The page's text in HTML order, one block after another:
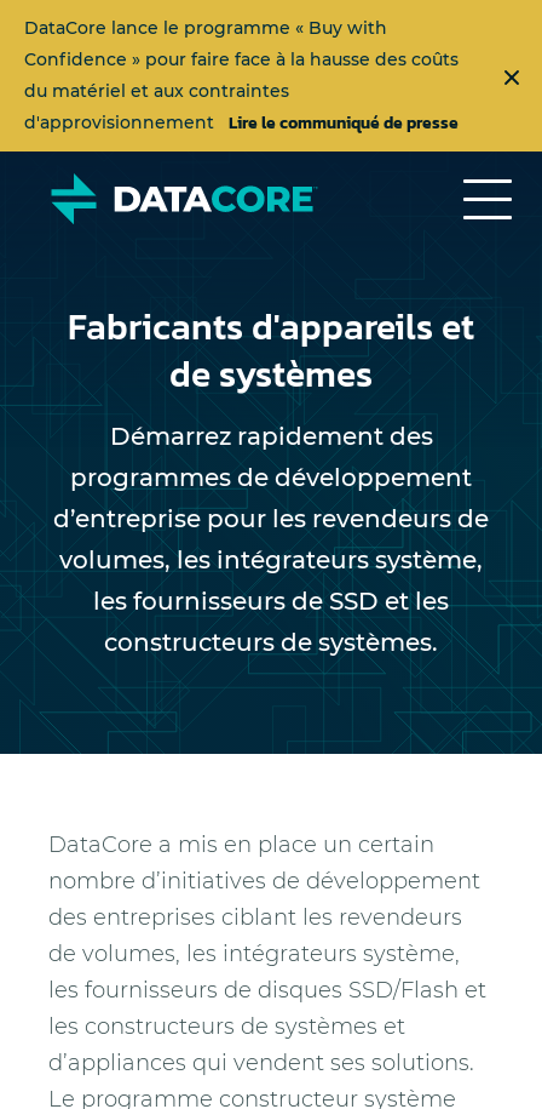
DataCore lance le programme « Buy with
Confidence » pour faire face à la hausse des coûts
du matériel et aux contraintes
d'approvisionnement
Lire le communiqué de presse
Fabricants d'appareils et
de systèmes
Démarrez rapidement des
programmes de développement
d’entreprise pour les revendeurs de
volumes, les intégrateurs système,
les fournisseurs de SSD et les
constructeurs de systèmes.
DataCore a mis en place un certain
nombre d’initiatives de développement
des entreprises ciblant les revendeurs
de volumes, les intégrateurs système,
les fournisseurs de disques SSD/Flash et
les constructeurs de systèmes et
d’appliances qui vendent ses solutions.
Le programme constructeur système